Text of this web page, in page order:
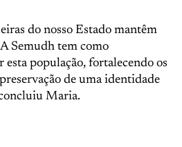
do nosso Estado mantêm
Semudh tem como
população, fortalecendo os
de uma identidade
Maria.